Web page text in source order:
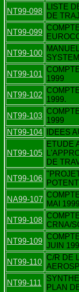
NT99-098
LISTE
DE
NT99-099
NT99-100
NT99-101
1999
NT99-102
1999.
NT99-103
1999
NT99-104
IDEES
NT99-105
ETUDE
DE
NT99-106
NA99-107
MAI 1999
NT99-108
CRNA/
NT99-109
JUIN
NT99-110
C/R DE
NT99-111
PLAN